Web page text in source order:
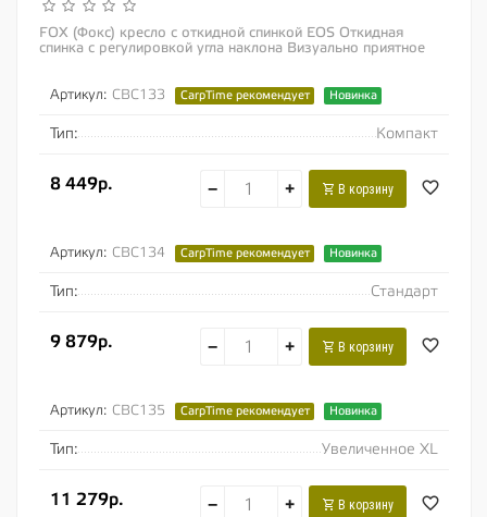
FOX (Фокс) кресло с откидной спинкой EOS Откидная
спинка с регулировкой угла наклона Визуально приятное
Артикул: CBC133 CarpTime рекомендует Новинка
Тип: Компакт
8 449р. − + В корзину
Артикул: CBC134 CarpTime рекомендует Новинка
Тип: Стандарт
9 879р. − + В корзину
Артикул: CBC135 CarpTime рекомендует Новинка
Тип: Увеличенное XL
11 279р. − + В корзину